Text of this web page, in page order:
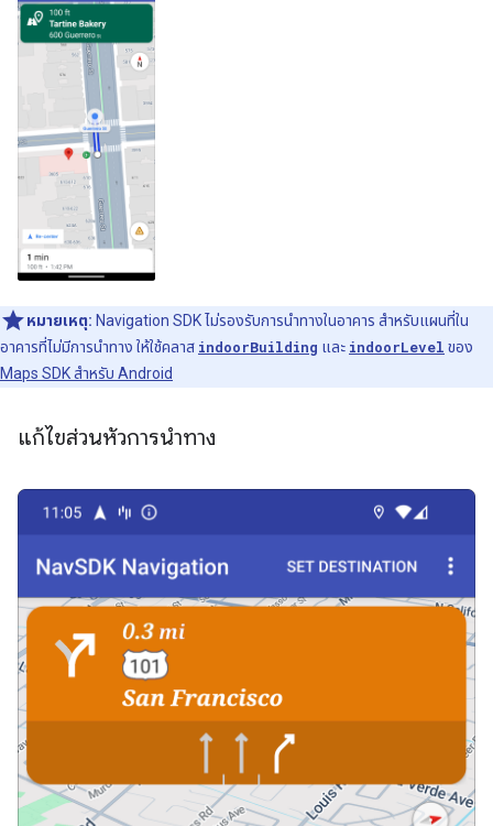
หมายเหตุ: Navigation SDK ไม่รองรับการนำทางในอาคาร สำหรับแผนที่ใน
อาคารที่ไม่มีการนำทาง ให้ใช้คลาส indoorBuilding และ indoorLevel ของ
Maps SDK สำหรับ Android
แก้ไขส่วนหัวการนำทาง